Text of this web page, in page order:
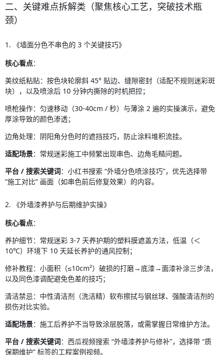
二、关键难点拆解类（聚焦核心工艺，突破技术瓶
颈）
1. 《墙面分色不串色的 3 个关键技巧》
核心看点：
美纹纸粘贴：按色块轮廓斜 45° 贴边、缝隙密封（适配不规则迷彩斑
块），以及喷涂后 10 分钟内撕除的时机把控；
喷枪操作：匀速移动（30-40cm / 秒）与薄涂 2 遍的实操演示，避免
厚涂导致的颜色渗透；
边角处理：阴阳角分色时的遮挡技巧，防止涂料堆积流挂。
适配场景：常规迷彩施工中频繁出现串色、边角毛糙问题。
平台 / 搜索关键词：小红书搜索 “外墙分色喷涂技巧”，优先选择带
“施工对比” 画面（如串色前后修复效果）的内容。
2. 《外墙漆养护与后期维护实操》
核心看点：
养护细节：常规迷彩 3-7 天养护期的塑料膜遮盖方法，低温（＜
10℃）环境下 10 天延长养护的通风控制；
修补教程：小面积（≤10cm²）破损的打磨→底漆→面漆补涂三步法，
以及同色漆调配避免色差的技巧；
清洁禁忌：中性清洁剂（洗洁精）软布擦拭与钢丝球、强酸清洁剂的
损伤对比实验。
适配场景：施工后养护不当导致涂层脱落，或需掌握日常维护方法。
平台 / 搜索关键词：西瓜视频搜索 “外墙漆养护与修补”，选择带 “质
保期维护” 标签的工程案例视频。